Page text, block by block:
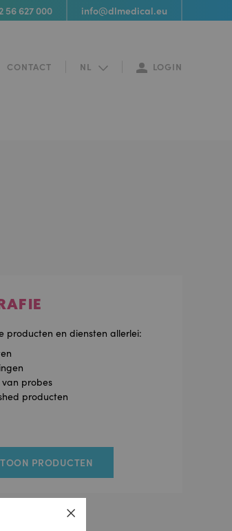
56 627 000 info@dlmedical.eu
CONTACT NL LOGIN
producten en diensten allerlei:
van probes
producten
TOON PRODUCTEN